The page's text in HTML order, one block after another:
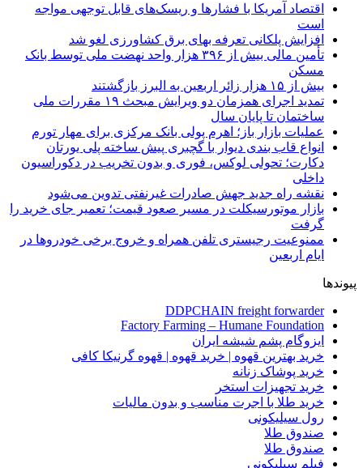
اقتصاد آمریکا با فشارها و ریسک‌های قابل توجهی مواجه
است
افزایش پلکانی تعرفه بهای برق کشاورزی لغو شد
تأمین مالی بیش از ۳۹۶ هزار واحد نهضت ملی توسط بانک
مسکن
بیش از ۱۵ هزار زائر اربعین به البرز بازگشتند
تمدید اجرای همزمان دو ویرایش مبحث ۱۹ مقررات ملی
ساختمان تا پایان سال
عملیات بازار باز؛ اهرم پولی بانک مرکزی برای مهار تورم
انواع قاب بندی دیوار با گچبری پیش ساخته پلی یورتان
دکارت؛ تحولی لوکس، فوری و بدون تخریب در دکوراسیون
داخلی
نقشه راه جدید جهش صادرات غیرنفتی تدوین می‌شود
بازار موتورسیکلت در مسیر صعود قیمت؛ تعمیر جای خرید را
گرفت
ممنوعیت رجیستری تلفن همراه و خروج برخی خودروها در
ایام اربعین
پیوندها
DDPCHAIN freight forwarder
Factory Farming – Humane Foundation
ایزوگام پشم شیشه ایران
خرید بهترین قهوه | خرید قهوه | قهوه گرنیکا کافی
خرید پوشاک زنانه
خرید تجهیزات استخر
خرید طلا با اجرت مناسب و بدون مالیات
رول سیلیکونی
صندوق طلا
صندوق طلا
فیلم سیلیکونی